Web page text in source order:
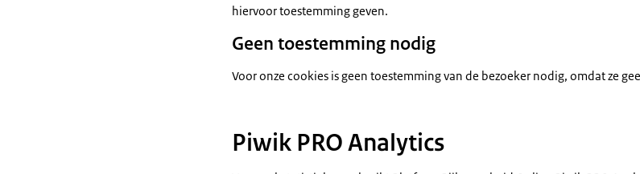
hiervoor toestemming geven.
Geen toestemming nodig
Voor onze cookies is geen toestemming van de bezoeker nodig, omdat ze
Piwik PRO Analytics